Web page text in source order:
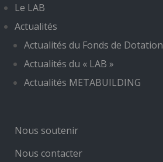
Le LAB
Actualités
Actualités du Fonds de Dotation
Actualités du « LAB »
Actualités METABUILDING
Nous soutenir
Nous contacter